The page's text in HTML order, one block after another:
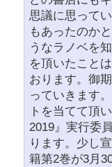
思議に思って
もあったのか
うなラノベを
を頂いたこと
おります。御
っていきます
トを当てて頂
2019』実行委
ります。少し
籍第2巻が3月